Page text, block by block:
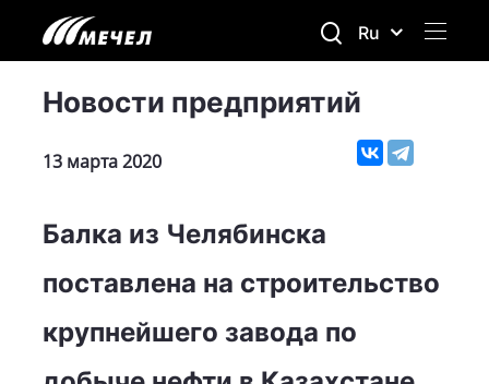
Ru
Новости предприятий
13 марта 2020
Балка из Челябинска
поставлена на строительство
крупнейшего завода по